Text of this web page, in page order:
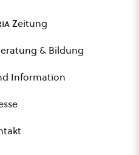
Zeitung
& Bildung
Information